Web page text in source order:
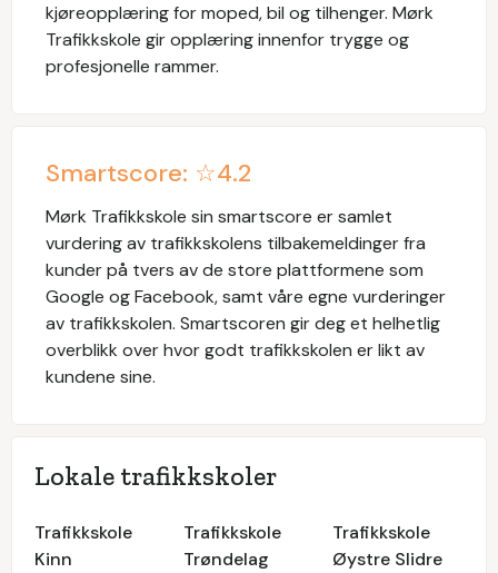
kjøreopplæring for moped, bil og tilhenger. Mørk
Trafikkskole gir opplæring innenfor trygge og
profesjonelle rammer.
Smartscore: ☆4.2
Mørk Trafikkskole sin smartscore er samlet
vurdering av trafikkskolens tilbakemeldinger fra
kunder på tvers av de store plattformene som
Google og Facebook, samt våre egne vurderinger
av trafikkskolen. Smartscoren gir deg et helhetlig
overblikk over hvor godt trafikkskolen er likt av
kundene sine.
Lokale trafikkskoler
Trafikkskole
Kinn
Trafikkskole
Trøndelag
Trafikkskole
Øystre Slidre